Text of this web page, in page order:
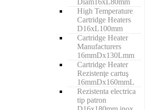
Diam16xL80mm
High Temperature
Cartridge Heaters
D16xL100mm
Cartridge Heater
Manufacturers
16mmDx130Lmm
Cartridge Heater
Rezistenţe cartuş
16mmDx160mmL
Rezistenta electrica
tip patron